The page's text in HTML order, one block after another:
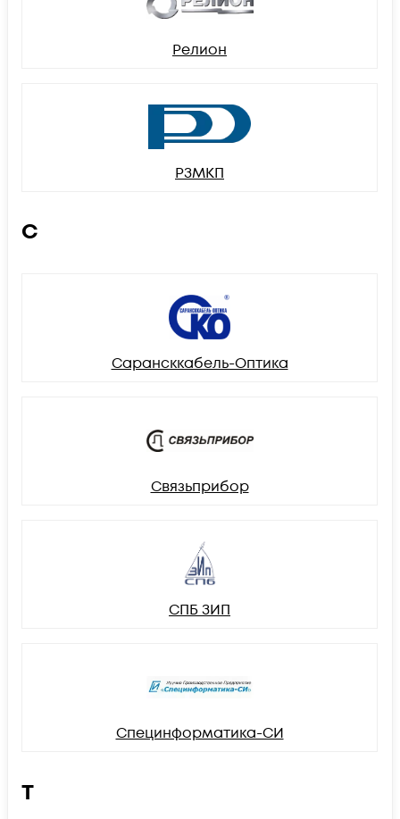
Релион
РЗМКП
С
Сарансккабель-Оптика
Связьприбор
СПБ ЗИП
Специнформатика-СИ
Т